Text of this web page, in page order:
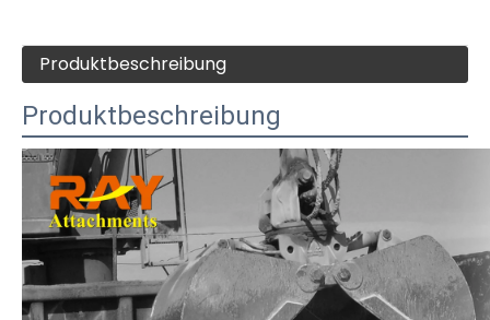
Produktbeschreibung
Produktbeschreibung